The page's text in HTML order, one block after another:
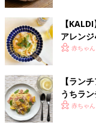
出典：Instagramアカウン
__aochan.cafeさんは
アボカドと豆乳をコ
【
アレン
赤ちゃ
【ラン
うちラ
赤ちゃ